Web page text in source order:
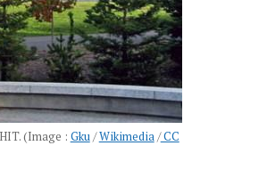
(Image : Gku/Wikimedia/CC